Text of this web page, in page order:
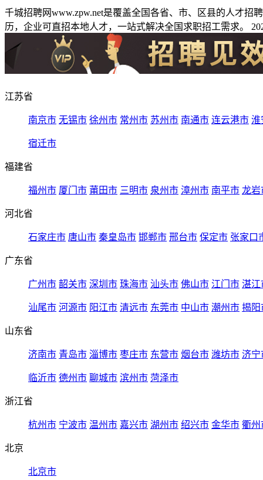
千城招聘网www.zpw.net是覆盖全国各省、市、区县的人才
历，企业可直招本地人才，一站式解决全国求职招工需求。
江苏省
南京市 无锡市 徐州市 常州市 苏州市 南通市 连云港市 淮
宿迁市
福建省
福州市 厦门市 莆田市 三明市 泉州市 漳州市 南平市 龙岩
河北省
石家庄市 唐山市 秦皇岛市 邯郸市 邢台市 保定市 张家口
广东省
广州市 韶关市 深圳市 珠海市 汕头市 佛山市 江门市 湛江
汕尾市 河源市 阳江市 清远市 东莞市 中山市 潮州市 揭阳
山东省
济南市 青岛市 淄博市 枣庄市 东营市 烟台市 潍坊市 济宁
临沂市 德州市 聊城市 滨州市 菏泽市
浙江省
杭州市 宁波市 温州市 嘉兴市 湖州市 绍兴市 金华市 衢州
北京
北京市